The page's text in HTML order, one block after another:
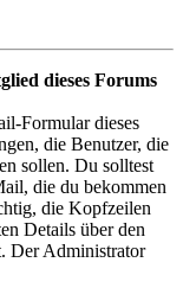
dieses Forums
Formular dieses
die Benutzer, die
sollen. Du solltest
die du bekommen
die Kopfzeilen
Details über den
Der Administrator